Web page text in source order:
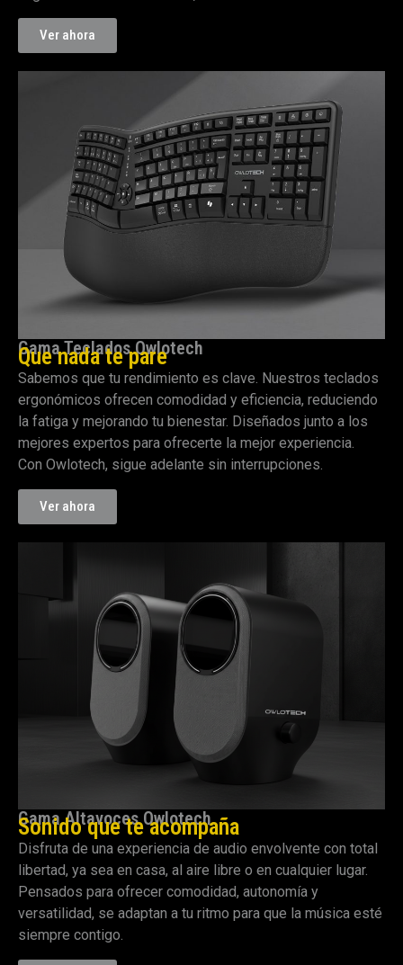
Ver ahora
Gama Teclados Owlotech
Que nada te pare
Sabemos que tu rendimiento es clave. Nuestros teclados
ergonómicos ofrecen comodidad y eficiencia, reduciendo
la fatiga y mejorando tu bienestar. Diseñados junto a los
mejores expertos para ofrecerte la mejor experiencia.
Con Owlotech, sigue adelante sin interrupciones.
Ver ahora
Gama Altavoces Owlotech
Sonido que te acompaña
Disfruta de una experiencia de audio envolvente con total
libertad, ya sea en casa, al aire libre o en cualquier lugar.
Pensados para ofrecer comodidad, autonomía y
versatilidad, se adaptan a tu ritmo para que la música esté
siempre contigo.